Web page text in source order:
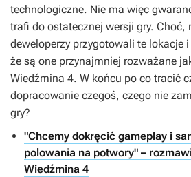
technologiczne. Nie ma więc
trafi do ostatecznej wersji gry. Choć,
deweloperzy przygotowali te lokacje
że są one przynajmniej rozważane
Wiedźmina 4. W końcu po co tracić
dopracowanie czegoś, czego nie
gry?
"Chcemy dokręcić gameplay i
polowania na potwory" –
Wiedźmina 4